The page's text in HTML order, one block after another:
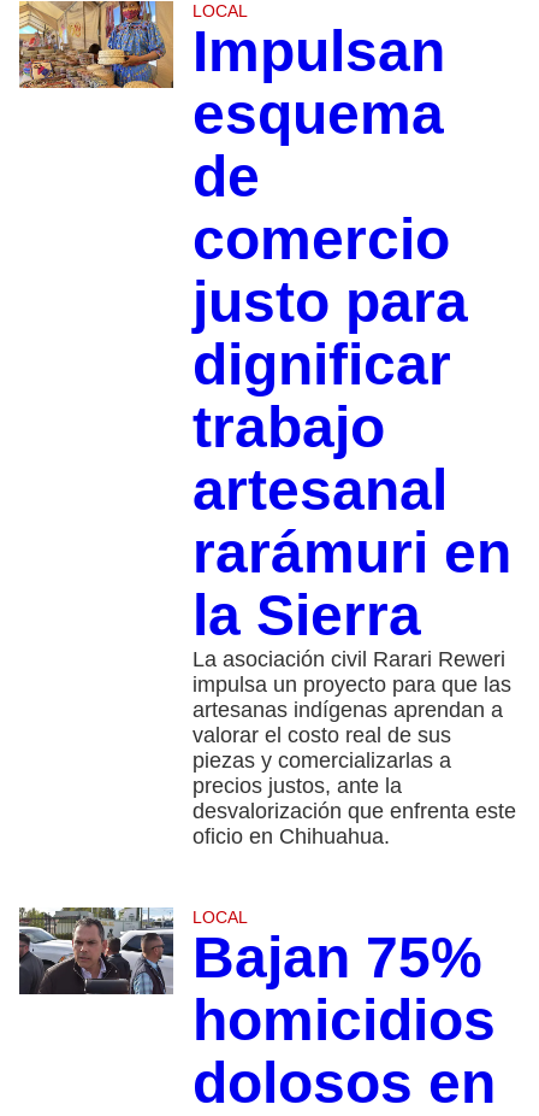
LOCAL
Impulsan
esquema
de
comercio
justo para
dignificar
trabajo
artesanal
rarámuri en
la Sierra
La asociación civil Rarari Reweri
impulsa un proyecto para que las
artesanas indígenas aprendan a
valorar el costo real de sus
piezas y comercializarlas a
precios justos, ante la
desvalorización que enfrenta este
oficio en Chihuahua.
LOCAL
Bajan 75%
homicidios
dolosos en